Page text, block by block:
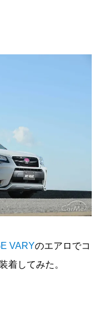
VARYのエアロでコ
着してみた。